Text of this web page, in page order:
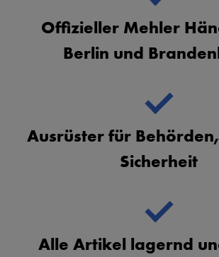
Offizieller Mehler
Berlin und
Ausrüster für
Sicherheit
Alle Artikel lagernd